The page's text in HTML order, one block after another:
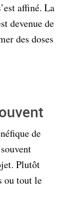
affiné. La
devenue de
des doses
de
Plutôt
ou tout le